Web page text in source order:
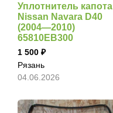
Уплотнитель капота
Nissan Navara D40
(2004—2010)
65810EB300
1 500
Рязань
04.06.2026